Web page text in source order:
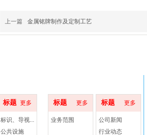
上一篇 金属铭牌制作及定制工艺
标题 更多
业务范围
标题 更多
标识、导视...
公共设施
标题 更多
公司新闻
行业动态